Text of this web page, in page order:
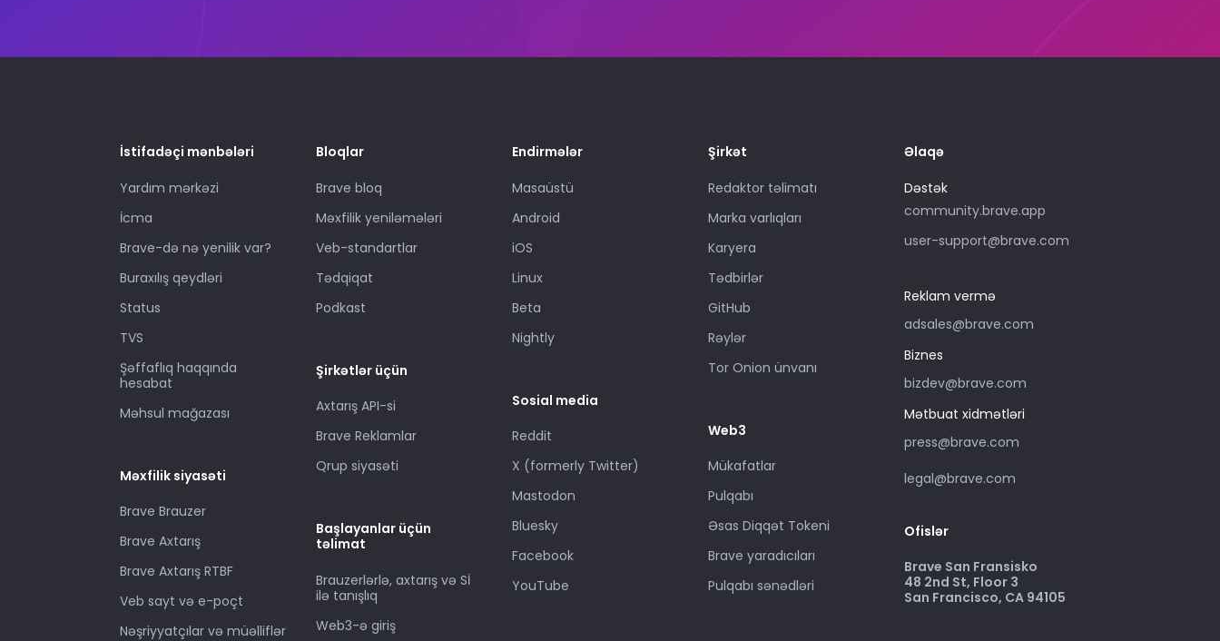
İstifadəçi mənbələri
Yardım mərkəzi
İcma
Brave-də nə yenilik var?
Buraxılış qeydləri
Status
TVS
Şəffaflıq haqqında
hesabat
Məhsul mağazası
Məxfilik siyasəti
Brave Brauzer
Brave Axtarış
Brave Axtarış RTBF
Veb sayt və e-poçt
Nəşriyyatçılar və müəlliflər
Bloqlar
Brave bloq
Məxfilik yeniləmələri
Veb-standartlar
Tədqiqat
Podkast
Şirkətlər üçün
Axtarış API-si
Brave Reklamlar
Qrup siyasəti
Başlayanlar üçün
təlimat
Brauzerlərlə, axtarış və Sİ
ilə tanışlıq
Web3-ə giriş
Endirmələr
Masaüstü
Android
iOS
Linux
Beta
Nightly
Sosial media
Reddit
X (formerly Twitter)
Mastodon
Bluesky
Facebook
YouTube
Şirkət
Redaktor təlimatı
Marka varlıqları
Karyera
Tədbirlər
GitHub
Rəylər
Tor Onion ünvanı
Web3
Mükafatlar
Pulqabı
Əsas Diqqət Tokeni
Brave yaradıcıları
Pulqabı sənədləri
Əlaqə
Dəstək
community.brave.app
user-support@brave.com
Reklam vermə
adsales@brave.com
reklam vermə xidməti satın almaq
community.brave.app saytına daxil
Biznes
bizdev@brave.com
Mətbuat xidmətləri
press@brave.com
legal@brave.com
Ofislər
Brave San Fransisko
48 2nd St, Floor 3
San Francisco, CA 94105